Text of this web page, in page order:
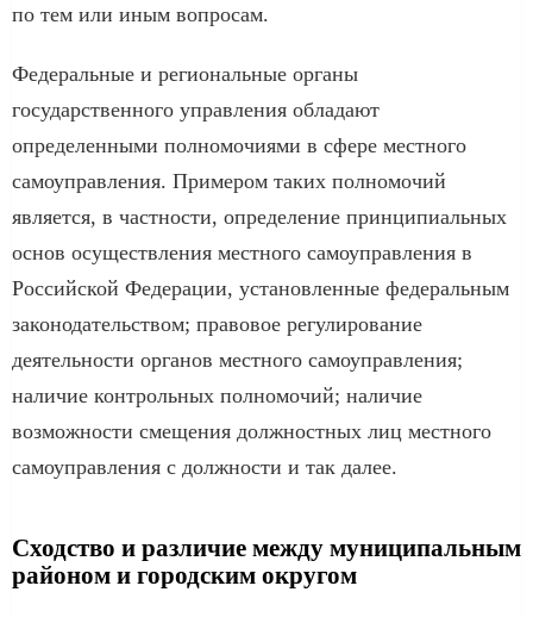
по тем или иным вопросам.
Федеральные и региональные органы
государственного управления обладают
определенными полномочиями в сфере местного
самоуправления. Примером таких полномочий
является, в частности, определение принципиальных
основ осуществления местного самоуправления в
Российской Федерации, установленные федеральным
законодательством; правовое регулирование
деятельности органов местного самоуправления;
наличие контрольных полномочий; наличие
возможности смещения должностных лиц местного
самоуправления с должности и так далее.
Сходство и различие между муниципальным
районом и городским округом